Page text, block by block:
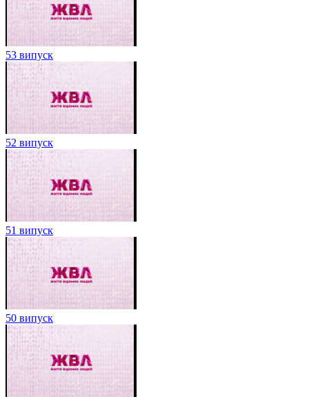
53 випуск
52 випуск
51 випуск
50 випуск